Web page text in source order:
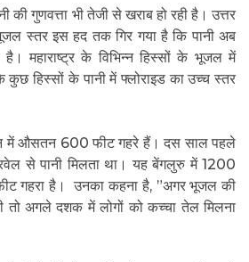
की गुणवत्ता भी तेजी से खराब हो रही है। उत्तर
स्तर इस हद तक गिर गया है कि पानी अब
महाराष्ट्र के विभिन्न हिस्सों के भूजल में
हिस्सों के पानी में फ्लोराइड का उच्च स्तर
में औसतन 600 फीट गहरे हैं। दस साल पहले
से पानी मिलता था। यह बेंगलुरु में 1200
गहरा है। उनका कहना है, ”अगर भूजल की
तो अगले दशक में लोगों को कच्चा तेल मिलना